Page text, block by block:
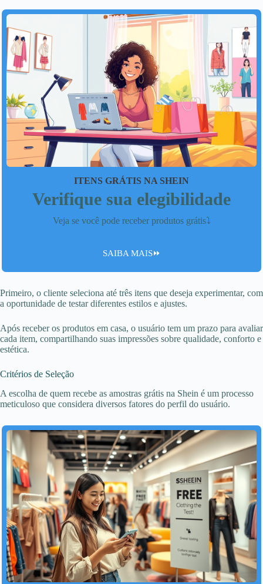
ITENS GRÁTIS NA SHEIN
Verifique sua elegibilidade
Veja se você pode receber produtos grátis⤵️
SAIBA MAIS⏩
Primeiro, o cliente seleciona até três itens que deseja experimentar, com
a oportunidade de testar diferentes estilos e ajustes.
Após receber os produtos em casa, o usuário tem um prazo para avaliar
cada item, compartilhando suas impressões sobre qualidade, conforto e
estética.
Critérios de Seleção
A escolha de quem recebe as amostras grátis na Shein é um processo
meticuloso que considera diversos fatores do perfil do usuário.